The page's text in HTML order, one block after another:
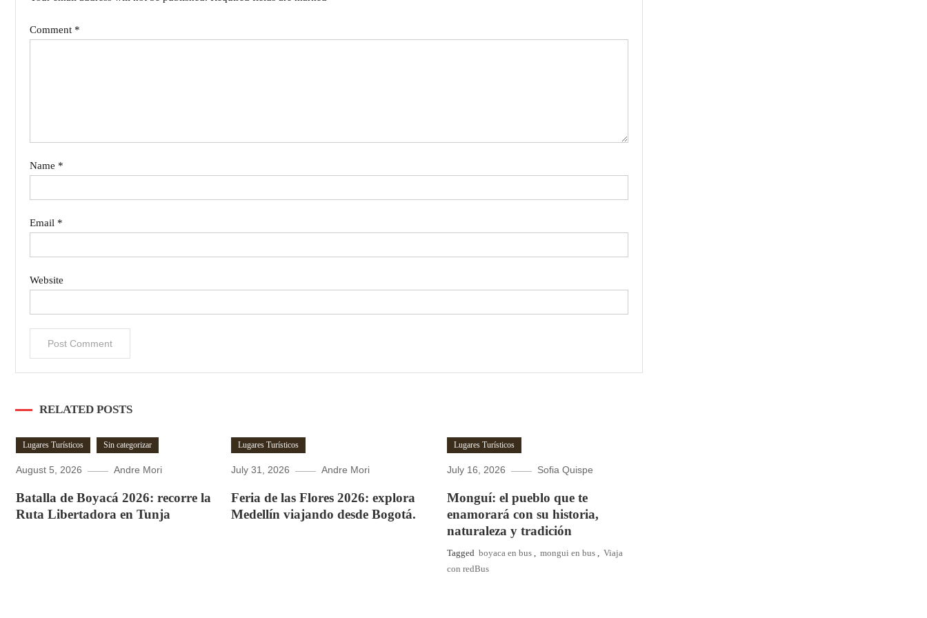
Comment *
Name *
Email *
Website
RELATED POSTS
Lugares Turísticos Sin categorizar
August 5, 2026 Andre Mori
Batalla de Boyacá 2026: recorre la
Ruta Libertadora en Tunja
Lugares Turísticos
July 31, 2026 Andre Mori
Feria de las Flores 2026: explora
Medellín viajando desde Bogotá.
Lugares Turísticos
July 16, 2026 Sofia Quispe
Monguí: el pueblo que te
enamorará con su historia,
naturaleza y tradición
Tagged boyaca en bus , mongui en bus , Viaja
con redBus